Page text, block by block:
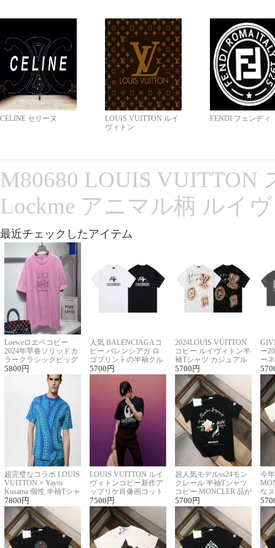
CELINE セリーヌ
LOUIS VUITTON ルイ
ヴィトン
FENDI フェンディ
M80680 LOUIS VUITTON
Lockme アニマル柄 ルイ
最近チェックしたアイテム
Loeweロエベコピー
2024年早春ソリッドカ
ラークラシックビッグ
ロゴ刺繍Tシャツ
5800 円
人気 BALENCIAGAコ
ピー バレンシアガ ロ
ゴプリントの半袖クル
ーネックTシャツ
5700 円
2024LOUIS VUITTON
コピー ルイヴィトン半
袖Tシャツ カジュアル
に馴染む 2色展開
5700 円
ー
ー
ー
超完璧なコラボ LOUIS
VUITTON × Yayoi
Kusama 個性 半袖Tシャ
ツコピー男女兼用
7800 円
LOUIS VUITTON ルイ
ヴィトンコピー新作ア
ップリケ肖像画コット
ンニット半袖Tシャツ
7500 円
超人気モデルss24モン
クレール 半袖Tシャツ
コピー MONCLER 品が
良く見た目
5700 円
今
な
ル